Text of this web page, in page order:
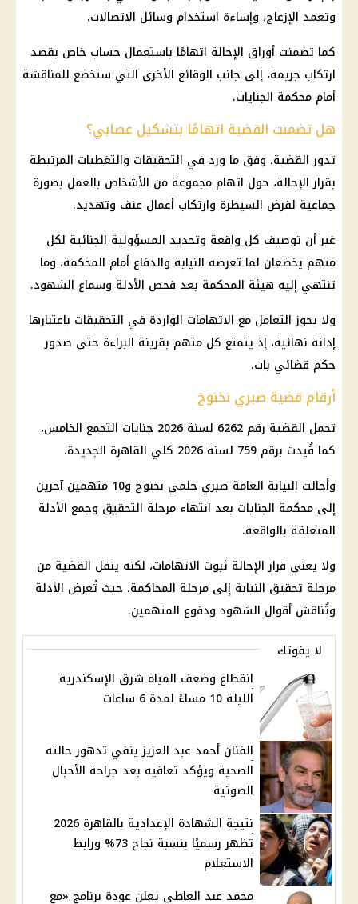
وتعمد الإزعاج، وإساءة استخدام وسائل الاتصالات.
كما تضمنت أوراق الإحالة اتهامًا باستعمال حساب خاص بقصد
ارتكاب جريمة، إلى جانب الوقائع الأخرى التي ستخضع للمناقشة
أمام محكمة الجنايات.
هل تضمنت القضية اتهامًا بتشكيل عصابي؟
تدور القضية، وفق ما ورد في التحقيقات والتغطيات المرتبطة
بقرار الإحالة، حول اتهام مجموعة من الأشخاص بالعمل بصورة
جماعية لفرض السيطرة وارتكاب أعمال عنف وتهديد.
غير أن توصيف كل واقعة وتحديد المسؤولية الجنائية لكل
متهم يخضعان لما تعرضه النيابة والدفاع أمام المحكمة، وما
تنتهي إليه هيئة المحكمة بعد فحص الأدلة وسماع الشهود.
ولا يجوز التعامل مع الاتهامات الواردة في التحقيقات باعتبارها
إدانة نهائية، إذ يتمتع كل متهم بقرينة البراءة حتى صدور
حكم قضائي بات.
أرقام قضية صبري نخنوخ
تحمل القضية رقم 6262 لسنة 2026 جنايات التجمع الخامس،
كما قُيدت برقم 759 لسنة 2026 كلي
القاهرة الجديدة.
وأحالت النيابة العامة صبري حلمي نخنوخ
و10 متهمين آخرين
إلى محكمة الجنايات بعد انتهاء مرحلة التحقيق وجمع الأدلة
المتعلقة بالواقعة.
ولا يعني قرار الإحالة ثبوت الاتهامات، لكنه ينقل القضية من
مرحلة تحقيق النيابة إلى مرحلة المحاكمة، حيث تُعرض الأدلة
وتُناقش أقوال الشهود ودفوع المتهمين.
لا يفوتك
انقطاع وضعف المياه شرق الإسكندرية
الليلة 10 مساءً لمدة 6 ساعات
الفنان أحمد عبد العزيز ينفي تدهور حالته
الصحية ويؤكد تعافيه بعد جراحة الأحبال
الصوتية
نتيجة الشهادة الإعدادية بالقاهرة 2026
تظهر رسميًا بنسبة نجاح 73% ورابط
الاستعلام
محمد عبد العاطي يعلن عودة برنامج «مع